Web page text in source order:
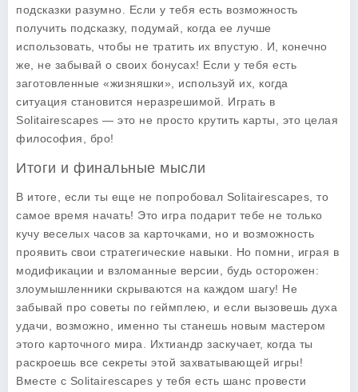
подсказки разумно. Если у тебя есть возможность
получить подсказку, подумай, когда ее лучше
использовать, чтобы не тратить их впустую. И, конечно
же, не забывай о своих бонусах! Если у тебя есть
заготовленные «жизняшки», используй их, когда
ситуация становится неразрешимой. Играть в
Solitairescapes — это не просто крутить карты, это целая
философия, бро!
Итоги и финальные мысли
В итоге, если ты еще не попробовал Solitairescapes , то
самое время начать! Это игра подарит тебе не только
кучу веселых часов за карточками, но и возможность
проявить свои стратегические навыки. Но помни, играя в
модификации и взломанные версии, будь осторожен:
злоумышленники скрываются на каждом шагу! Не
забывай про советы по геймплею, и если вызовешь духа
удачи, возможно, именно ты станешь новым мастером
этого карточного мира. Ихтиандр заскучает, когда ты
раскроешь все секреты этой захватывающей игры!
Вместе с Solitairescapes у тебя есть шанс провести